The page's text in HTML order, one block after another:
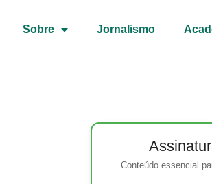
Sobre Jornalismo
Conteúdo essencial